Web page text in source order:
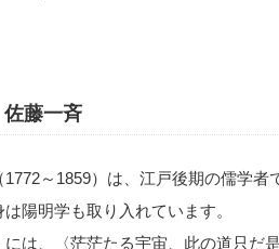
藤一斉
～1859）は、江戸後期の儒学者
陽明学も取り入れています。
には、〈茫茫たる宇宙、此の道只だ